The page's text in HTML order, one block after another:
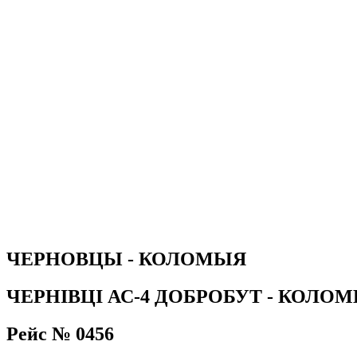
ЧЕРНОВЦЫ - КОЛОМЫЯ
ЧЕРНІВЦІ АС-4 ДОБРОБУТ -
Рейс № 0456